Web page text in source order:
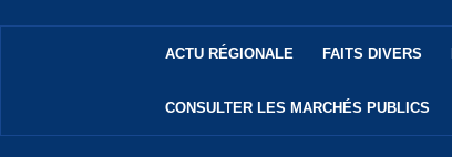
ACTU RÉGIONALE FAITS DIVERS
CONSULTER LES MARCHÉS PUBLICS